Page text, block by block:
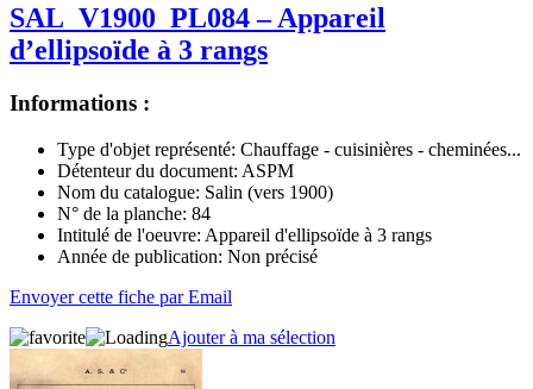
SAL_V1900_PL084 – Appareil
d’ellipsoïde à 3 rangs
Informations :
Type d'objet représenté: Chauffage - cuisinières - cheminées...
Détenteur du document: ASPM
Nom du catalogue: Salin (vers 1900)
N° de la planche: 84
Intitulé de l'oeuvre: Appareil d'ellipsoïde à 3 rangs
Année de publication: Non précisé
Envoyer cette fiche par Email
Ajouter à ma sélection